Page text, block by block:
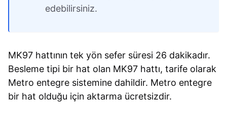
edebilirsiniz.
MK97 hattının tek yön sefer süresi 26 dakikadır.
Besleme tipi bir hat olan MK97 hattı, tarife olarak
Metro entegre sistemine dahildir. Metro entegre
bir hat olduğu için aktarma ücretsizdir.